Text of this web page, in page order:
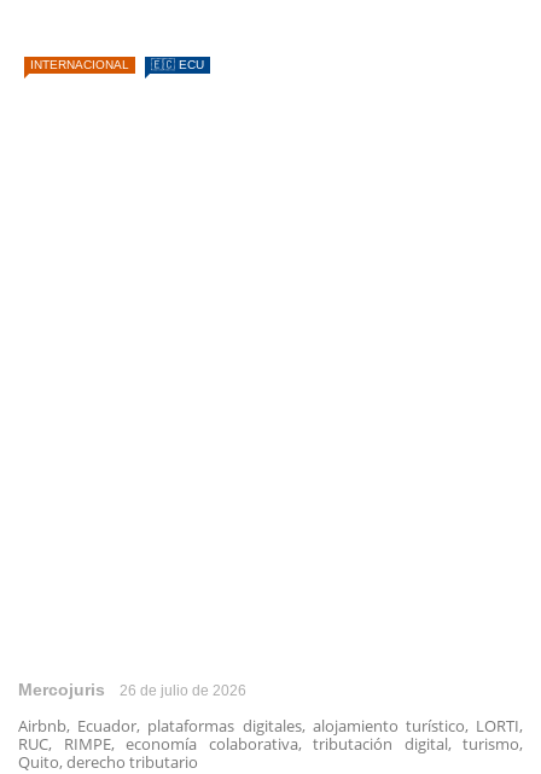
INTERNACIONAL 🇪🇨 ECU
Mercojuris 26 de julio de 2026
Airbnb, Ecuador, plataformas digitales, alojamiento turístico, LORTI,
RUC, RIMPE, economía colaborativa, tributación digital, turismo,
Quito, derecho tributario